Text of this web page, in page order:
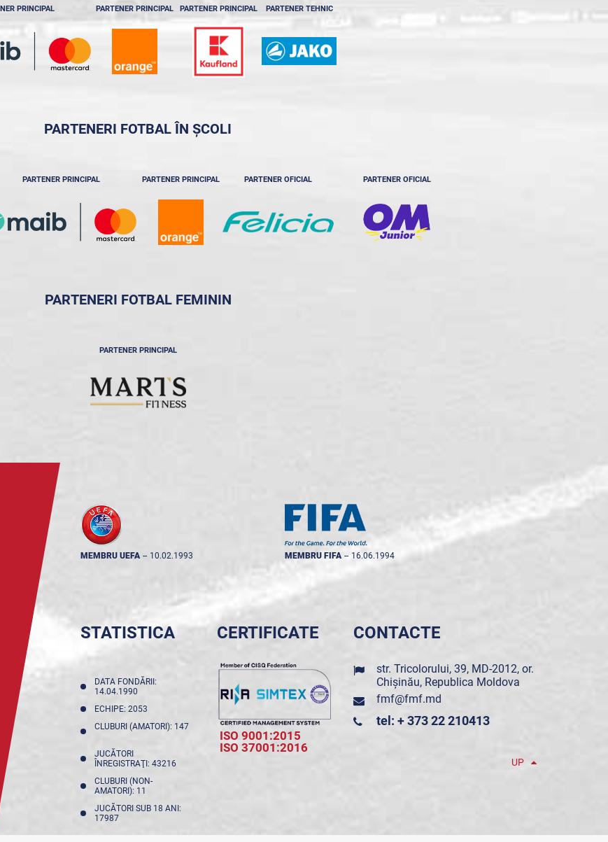
PRINCIPAL PARTENER PRINCIPAL PARTENER PRINCIPAL PARTENER TEHNIC
PARTENERI FOTBAL ÎN ȘCOLI
PARTENER PRINCIPAL PARTENER PRINCIPAL PARTENER OFICIAL PARTENER OFICIAL
PARTENERI FOTBAL FEMININ
PARTENER PRINCIPAL
MEMBRU UEFA -- 10.02.1993 MEMBRU FIFA -- 16.06.1994
STATISTICA
DATA FONDĂRII:
14.04.1990
ECHIPE: 2053
CLUBURI (AMATORI): 147
JUCĂTORI
ÎNREGISTRAŢI: 43216
CLUBURI (NON-
AMATORI): 11
JUCĂTORI SUB 18 ANI:
17987
CERTIFICATE
ISO 9001:2015
ISO 37001:2016
CONTACTE
str. Tricolorului, 39, MD-2012, or.
Chișinău, Republica Moldova
fmf@fmf.md
tel: + 373 22 210413
UP